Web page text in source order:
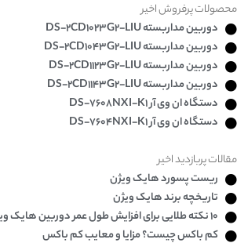
محصولات پرفروش اخیر
دوربین مداربسته DS-2CD1023G2-LIU
دوربین مداربسته DS-2CD1043G2-LIU
دوربین مداربسته DS-2CD1123G2-LIU
دوربین مداربسته DS-2CD1143G2-LIU
دستگاه ان وی آر DS-7608NXI-K1
دستگاه ان وی آر DS-7604NXI-K1
مقالات پربازدید اخیر
ریست پسورد هایک ویژن
تاریخچه برند هایک ویژن
۱۰ نکته طلایی برای افزایش طول عمر دوربین هایک ویژن
کم باکس چیست؟ مزایا و معایب کم باکس